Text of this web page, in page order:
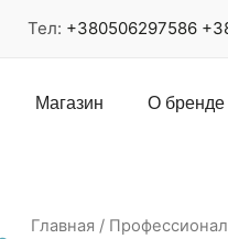
Тел: +380506297586
Магазин О бренде
Главная /